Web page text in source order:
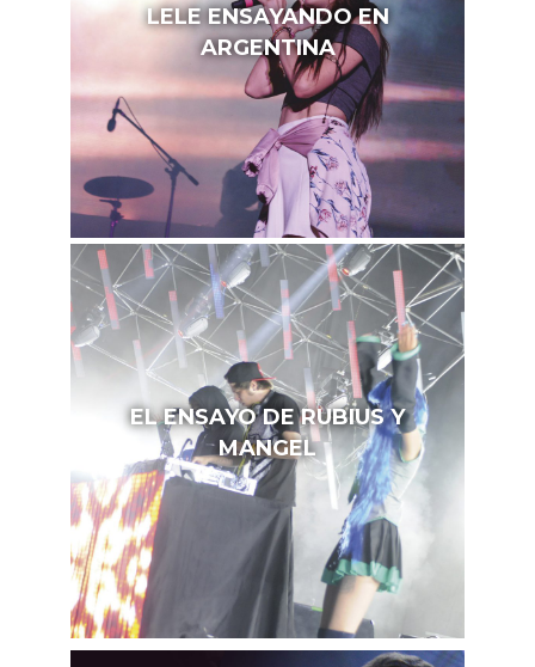
LELE ENSAYANDO EN
ARGENTINA
EL ENSAYO DE RUBIUS Y
MANGEL